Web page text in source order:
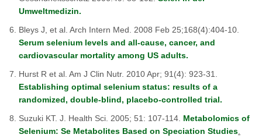
Umweltmedizin.
Bleys J, et al. Arch Intern Med. 2008 Feb 25;168(4):404-10.
Serum selenium levels and all-cause, cancer, and
cardiovascular mortality among US adults.
Hurst R et al. Am J Clin Nutr. 2010 Apr; 91(4): 923-31.
Establishing optimal selenium status: results of a
randomized, double-blind, placebo-controlled trial.
Suzuki KT. J. Health Sci. 2005; 51: 107-114. Metabolomics of
Selenium: Se Metabolites Based on Speciation Studies